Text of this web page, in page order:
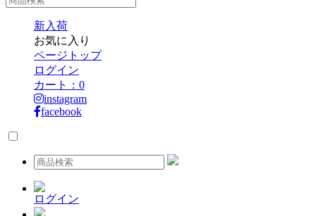
新入荷
お気に入り
ページトップ
ログイン
カート： 0
instagram
facebook
ログイン